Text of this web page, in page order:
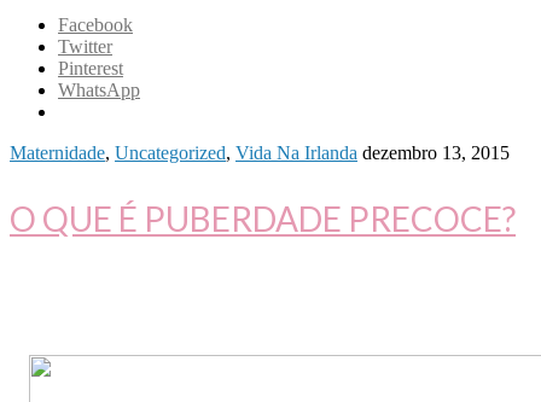
Facebook
Twitter
Pinterest
WhatsApp
Maternidade, Uncategorized, Vida Na Irlanda dezembro 13, 2015
O QUE É PUBERDADE PRECOCE?